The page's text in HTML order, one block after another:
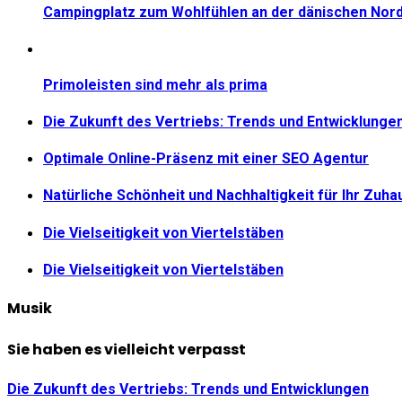
Campingplatz zum Wohlfühlen an der dänischen
Primoleisten sind mehr als prima
Die Zukunft des Vertriebs: Trends und
Optimale Online-Präsenz mit einer SEO Agentur
Natürliche Schönheit und Nachhaltigkeit für Ihr
Die Vielseitigkeit von Viertelstäben
Die Vielseitigkeit von Viertelstäben
Musik
Sie haben es vielleicht verpasst
Die Zukunft des Vertriebs: Trends und Entwicklungen